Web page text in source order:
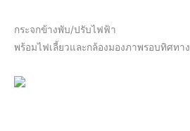
กระจกข้างพับ/ปรับไฟฟ้า
พร้อมไฟเลี้ยวและกล้องมองภาพรอบทิศทาง